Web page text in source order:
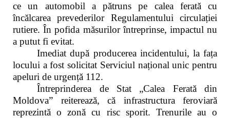
ce un automobil a pătruns pe calea ferată cu
încălcarea prevederilor Regulamentului circulației
rutiere. În pofida măsurilor întreprinse, impactul nu
a putut fi evitat.
Imediat după producerea incidentului, la fața
locului a fost solicitat Serviciul național unic pentru
apeluri de urgență 112.
Întreprinderea de Stat „Calea Ferată din
Moldova” reiterează, că infrastructura feroviară
reprezintă o zonă cu risc sporit. Trenurile au o